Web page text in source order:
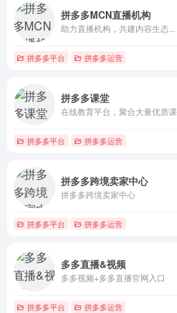
拼多多MCN直播机构
助力直播机构，共建内容生态...
拼多多平台 拼多多运营
拼多多课堂
在线教育平台，聚合大量优质
拼多多平台 拼多多运营
拼多多跨境卖家中心
拼多多跨境卖家中心
拼多多平台 拼多多运营
多多直播&视频
多多视频+多多直播官网入口
拼多多平台 拼多多运营